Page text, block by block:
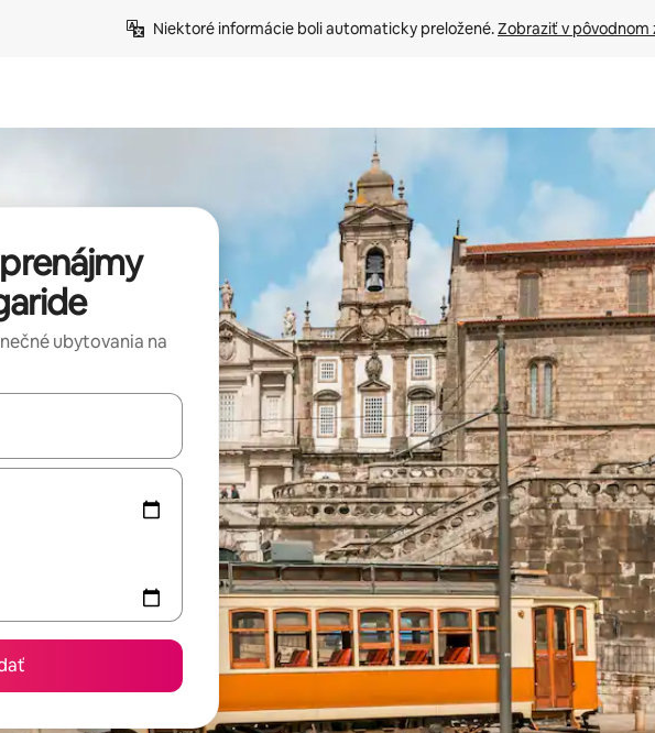
Niektoré informácie boli automaticky preložené. Zobraziť v pôvodnom
ubytovania na
môžete si ich prechádzať pomocou klávesov so šípkami nahor a nadol alebo ich